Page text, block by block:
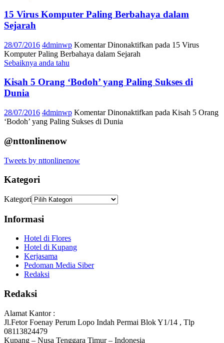
15 Virus Komputer Paling Berbahaya dalam
Sejarah
28/07/2016 4dminwp Komentar Dinonaktifkan pada 15 Virus
Komputer Paling Berbahaya dalam Sejarah
Sebaiknya anda tahu
Kisah 5 Orang ‘Bodoh’ yang Paling Sukses di
Dunia
28/07/2016 4dminwp Komentar Dinonaktifkan pada Kisah 5 Orang
‘Bodoh’ yang Paling Sukses di Dunia
@nttonlinenow
Tweets by nttonlinenow
Kategori
Kategori
Informasi
Hotel di Flores
Hotel di Kupang
Kerjasama
Pedoman Media Siber
Redaksi
Redaksi
Alamat Kantor :
Jl.Fetor Foenay Perum Lopo Indah Permai Blok Y1/14 , Tlp
08113824479
Kupang – Nusa Tenggara Timur – Indonesia